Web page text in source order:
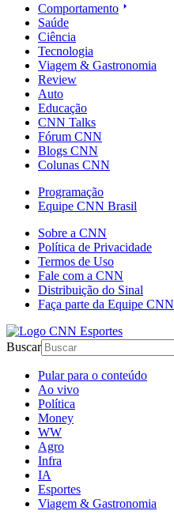
Comportamento
Saúde
Ciência
Tecnologia
Viagem & Gastronomia
Review
Auto
Educação
CNN Talks
Fórum CNN
Blogs CNN
Colunas CNN
Programação
Equipe CNN Brasil
Sobre a CNN
Política de Privacidade
Termos de Uso
Fale com a CNN
Distribuição do Sinal
Faça parte da Equipe CNN
Buscar
Pular para o conteúdo
Ao vivo
Política
Money
WW
Agro
Infra
IA
Esportes
Viagem & Gastronomia